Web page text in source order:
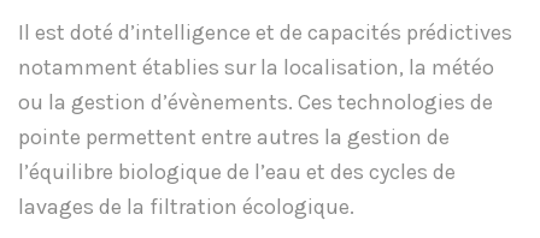
Il est doté d’intelligence et de capacités prédictives
notamment établies sur la localisation, la météo
ou la gestion d’évènements. Ces technologies de
pointe permettent entre autres la gestion de
l’équilibre biologique de l’eau et des cycles de
lavages de la filtration écologique.